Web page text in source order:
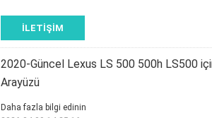
İLETIŞIM
2020-Güncel Lexus LS 500 500h LS500
Arayüzü
Daha fazla bilgi edinin